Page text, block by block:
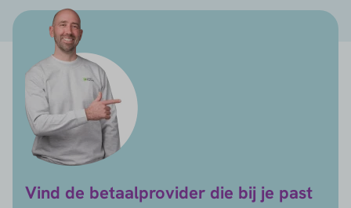
Vind de betaalprovider die bij je past